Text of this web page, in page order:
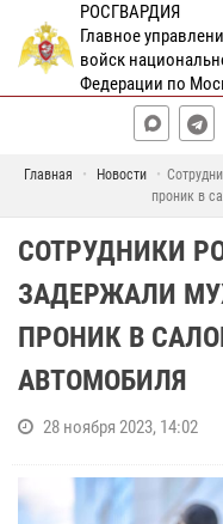
РОСГВАРДИЯ
Главное
войск
Федерации по
Главная Новости
проник в
СОТРУДНИКИ
ЗАДЕРЖАЛИ
ПРОНИК В
АВТОМОБИЛЯ
28 ноября 2023, 14:02